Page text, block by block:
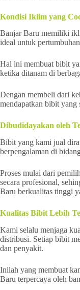
Kondisi Iklim yang
Banjar Baru memiliki
ideal untuk
Hal ini membuat bibit
ketika ditanam di
Dengan membeli dari
mendapatkan bibit yang
Dibudidayakan oleh
Bibit yang kami jual
berpengalaman di
Proses mulai dari
secara profesional,
Baru berkualitas tinggi
Kualitas Bibit Lebih
Kami selalu menjaga
distribusi. Setiap bibit
dan penyakit.
Inilah yang membuat
Baru terpercaya oleh